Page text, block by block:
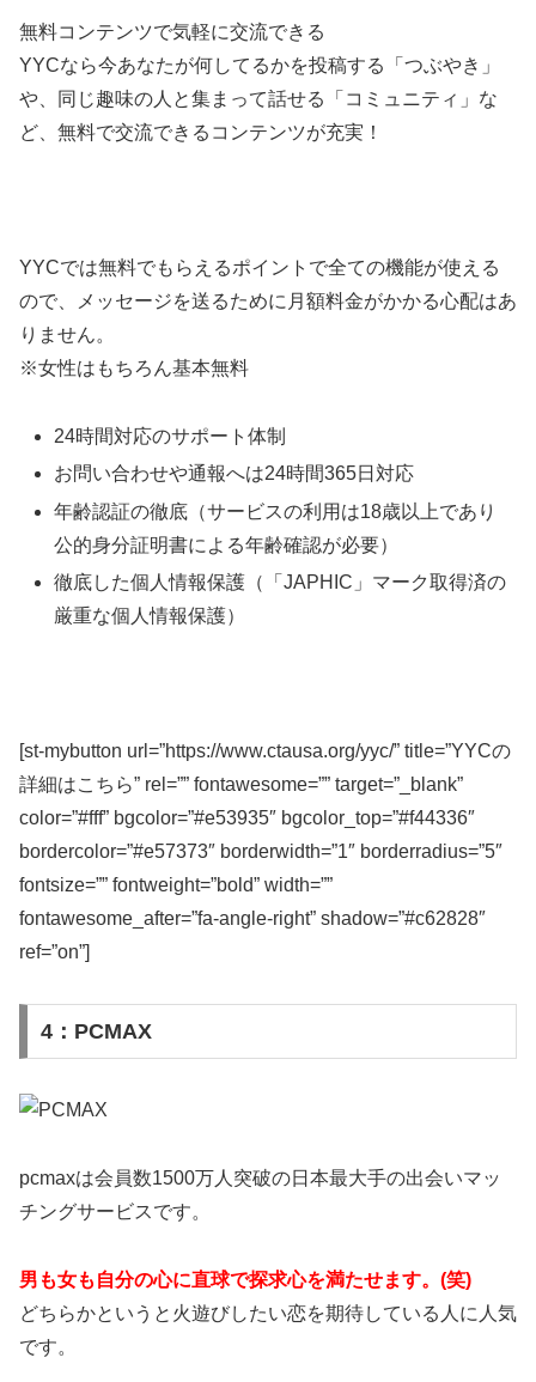
無料コンテンツで気軽に交流できる
YYCなら今あなたが何してるかを投稿する「つぶやき」
や、同じ趣味の人と集まって話せる「コミュニティ」な
ど、無料で交流できるコンテンツが充実！
YYCでは無料でもらえるポイントで全ての機能が使える
ので、メッセージを送るために月額料金がかかる心配はあ
りません。
※女性はもちろん基本無料
24時間対応のサポート体制
お問い合わせや通報へは24時間365日対応
年齢認証の徹底（サービスの利用は18歳以上であり
公的身分証明書による年齢確認が必要）
徹底した個人情報保護（「JAPHIC」マーク取得済の
厳重な個人情報保護）
[st-mybutton url=”https://www.ctausa.org/yyc/” title=”YYCの
詳細はこちら” rel=”” fontawesome=”” target=”_blank”
color=”#fff” bgcolor=”#e53935″ bgcolor_top=”#f44336″
bordercolor=”#e57373″ borderwidth=”1″ borderradius=”5″
fontsize=”” fontweight=”bold” width=””
fontawesome_after=”fa-angle-right” shadow=”#c62828″
ref=”on”]
4：PCMAX
pcmaxは会員数1500万人突破の日本最大手の出会いマッ
チングサービスです。
男も女も自分の心に直球で探求心を満たせます。(笑)
どちらかというと火遊びしたい恋を期待している人に人気
です。